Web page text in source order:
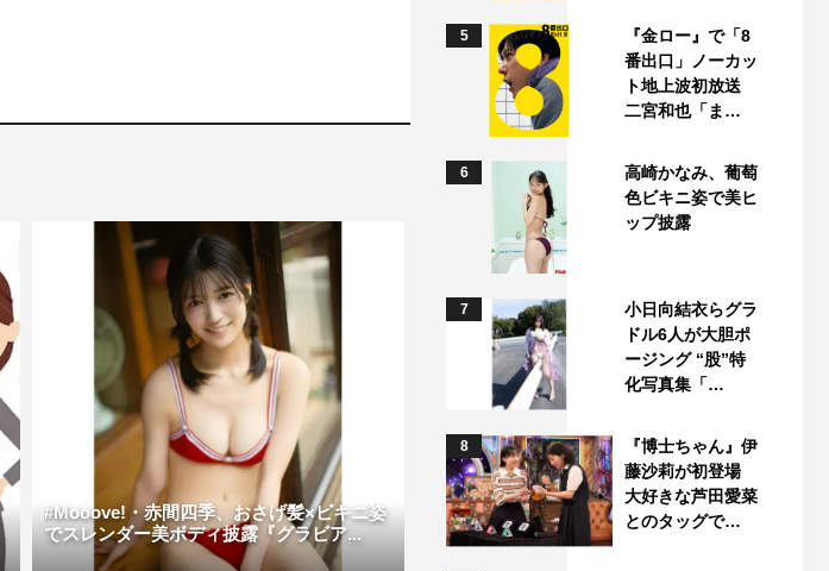
#Mooove!・赤間四季、おさげ髪×ビキニ姿
でスレンダー美ボディ披露『グラビア...
5
『金ロー』で「8
番出口」ノーカッ
ト地上波初放送
二宮和也「ま…
6
高崎かなみ、葡萄
色ビキニ姿で美ヒ
ップ披露
7
小日向結衣らグラ
ドル6人が大胆ポ
ージング “股”特
化写真集「…
8
『博士ちゃん』伊
藤沙莉が初登場
大好きな芦田愛菜
とのタッグで…